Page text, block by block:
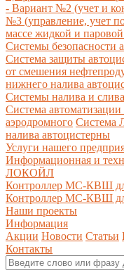
- Вариант №2 (учет и
№3 (управление, учет
массе жидкой и
Системы безопасности
Система защиты
от смешения
нижнего налива
Системы налива и
Система
аэродромного Система
налива автоцистерны
Услуги нашего
Информационная и
ЛОКОЙЛ
Контроллер МС-КВШ
Контроллер МС-КВШ
Наши проекты
Информация
Акции Новости Статьи
Контакты